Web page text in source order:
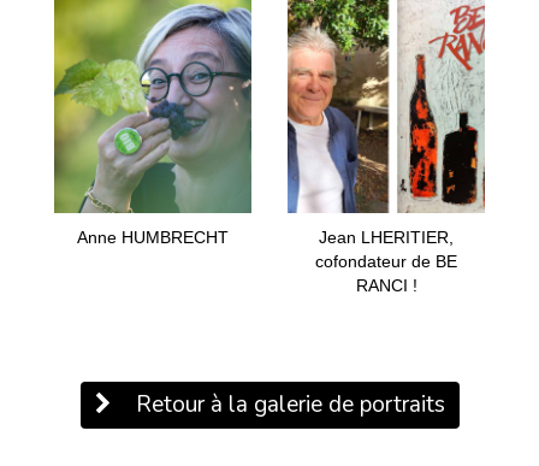
Anne HUMBRECHT
Jean LHERITIER,
cofondateur de BE
RANCI !
Retour à la galerie de portraits